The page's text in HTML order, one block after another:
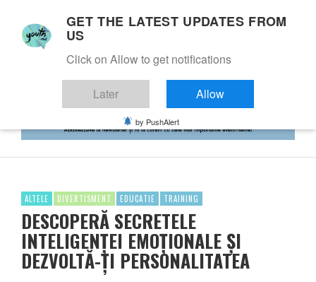
ALTELE DIVERTISMENT EDUCATIE TRAINING
DESCOPERĂ SECRETELE
INTELIGENŢEI EMOŢIONALE ŞI
DEZVOLTĂ-ŢI PERSONALITATEA
GET THE LATEST UPDATES FROM
US
Click on Allow to get notifications
Later Allow
by PushAlert